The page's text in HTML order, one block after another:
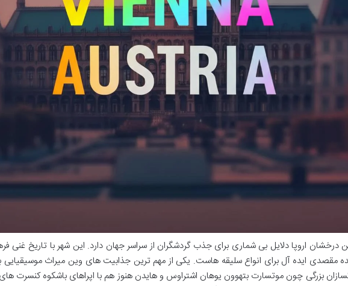
درخشان اروپا دلایل بی شماری برای جذب گردشگران از سراسر جهان دارد. این شهر با تاریخ غنی
مقصدی ایده آل برای انواع سلیقه هاست. یکی از مهم ترین جذابیت های وین میراث
بزرگی چون موتسارت بتهوون یوهان اشتراوس و هایدن هنوز هم با اپراهای باشکوه کنسرت